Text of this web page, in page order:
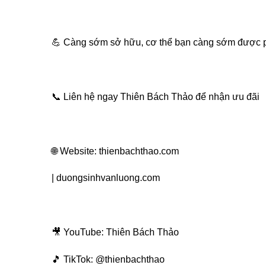
💪 Càng sớm sở hữu, cơ thể bạn càng sớm được
📞 Liên hệ ngay Thiên Bách Thảo để nhận ưu đãi
🌐 Website: thienbachthao.com
| duongsinhvanluong.com
🎥 YouTube: Thiên Bách Thảo
🎵 TikTok: @thienbachthao